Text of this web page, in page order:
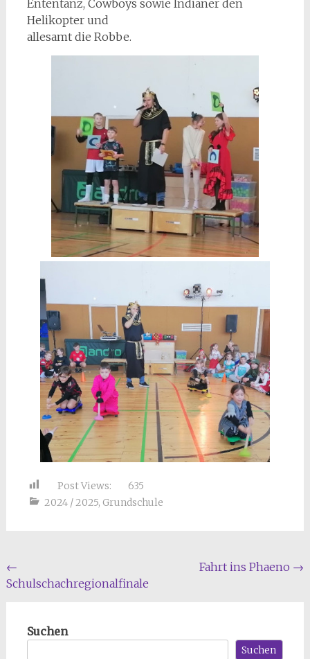
Ententanz, Cowboys sowie Indianer den
Helikopter und
allesamt die Robbe.
Post Views:
635
2024 / 2025, Grundschule
Beitragsnavigation
←
Schulschachregionalfinale
Fahrt ins Phaeno →
Suchen
Suchen